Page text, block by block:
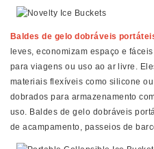
Baldes de gelo dobráveis
leves, economizam espaço e
para viagens ou uso ao ar livre.
materiais flexíveis como silicone
dobrados para armazenamento
uso. Baldes de gelo dobráveis
de acampamento, passeios de